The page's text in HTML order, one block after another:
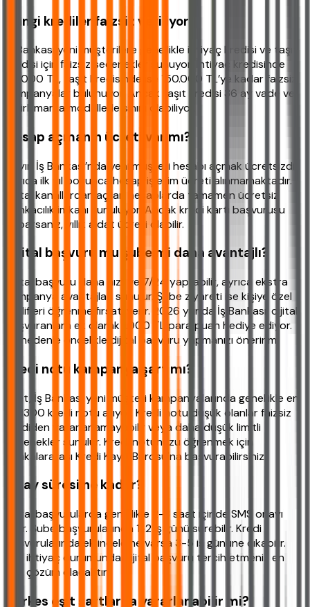
Hangi krediler faizsiz veriliyor?
İş Bankası yeni müşterilere genellikle ihtiyaç kredisi ve taşıt
kredisi için faizsiz seçenekler sunuyor. İhtiyaç kredisinde
50.000 TL, taşıt kredisinde ise 150.000 TL’ye kadar faizsiz
kampanyalar bulunuyor. Ancak taşıt kredisi 36 ay vade ve
belirli marka modellerle sınırlı olabiliyor.
Hesap açmanın ücreti var mı?
Hayır, İş Bankası’nda yeni müşteri hesabı açmak ücretsizdir.
Ayrıca ilk yıl boyunca hesap işletim ücreti alınmamaktadır.
Dijital kanallardan açılan hesaplarda tamamen ücretsiz
bankacılık imkanı sunuluyor. Ancak kredi kartı başvurusu
yaparsanız, yıllık aidat ücreti olabilir.
Dijital başvuru mu şube mi daha avantajlı?
Dijital başvuru daha hızlı ve 7/24 yapılabilir, ayrıca ekstra
kampanya avantajları sunulur. Şube ziyareti ise kişiye özel
teklifleri öğrenme fırsatı verir. 2026 yılında İş Bankası, dijital
başvuranlara ek olarak 1.000 TL para puan hediye ediyor.
Bu nedenle öncelikle dijital başvuru yapmanızı öneririm.
Kredi notu kampanya şart mı?
Evet, İş Bankası yeni müşteri kampanyalarında genellikle en
az 1300 kredi notu arıyor. Kredi notu düşük olanlar faizsiz
krediden yararlanamayabilir veya daha düşük limitli
seçenekler sunulur. Kredi notunuzu öğrenmek için
Bankalararası Kredi Kayıt Bürosu'na başvurabilirsiniz.
Onay süresi ne kadar?
Dijital başvurularda genellikle 2-3 saat içinde SMS onayı
gelir. Şube başvurularında 1-2 iş günü sürebilir. Kredi
başvurularında ek inceleme varsa 3-5 iş gününe çıkabilir.
Acil ihtiyaç durumunda dijital başvuru tercih etmeniz en
hızlı çözüm olacaktır.
Herkes eşit şartlarda yararlanabilir mi?